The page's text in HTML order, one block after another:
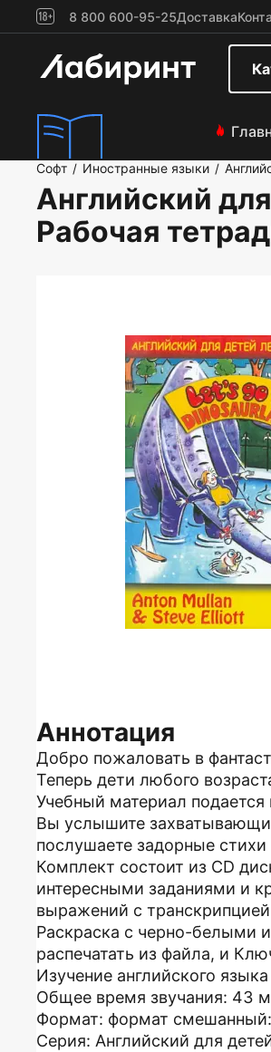
8 800 600-95-25Доставка
Софт / Иностранные языки /
Английский
Рабочая
Аннотация
Добро пожаловать в
Теперь дети любого
Учебный материал
Вы услышите
послушаете задорные
Комплект состоит из CD
интересными заданиями и
выражений с
Раскраска с черно-белыми
распечатать из файла, и
Изучение английского
Общее время звучания: 43
Формат: формат
Серия: Английский для